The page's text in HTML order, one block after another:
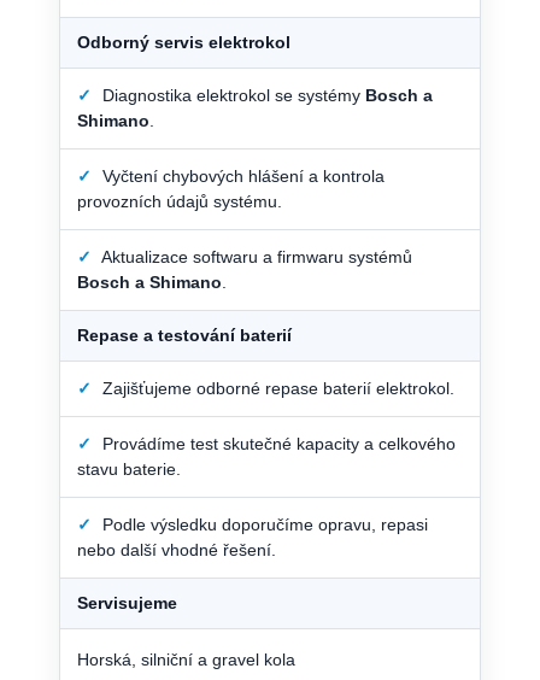
Odborný servis elektrokol
✓ Diagnostika elektrokol se systémy Bosch a
Shimano
✓
Vyčtení chybových hlášení a kontrola
provozních údajů systému.
✓
Aktualizace softwaru a firmwaru systémů
Bosch a Shimano
Repase a testování baterií
✓ Zajišťujeme odborné repase baterií elektrokol.
✓
Provádíme test skutečné kapacity a celkového
stavu baterie.
✓
Podle výsledku doporučíme opravu, repasi
nebo další vhodné řešení.
Servisujeme
Horská, silniční a gravel kola